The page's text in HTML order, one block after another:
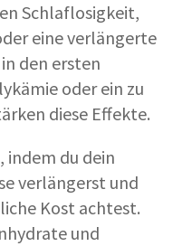
Schlaflosigkeit,
eine verlängerte
den ersten
oder ein zu
diese Effekte.
indem du dein
verlängerst und
Kost achtest.
und